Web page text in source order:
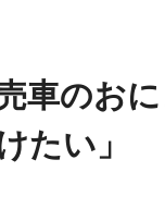
車のお
たい」